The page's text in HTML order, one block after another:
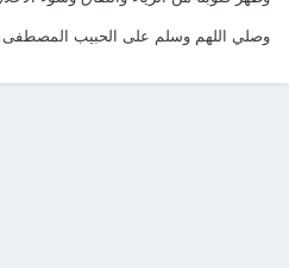
وصلي اللهم وسلم على الحبيب المصطفى